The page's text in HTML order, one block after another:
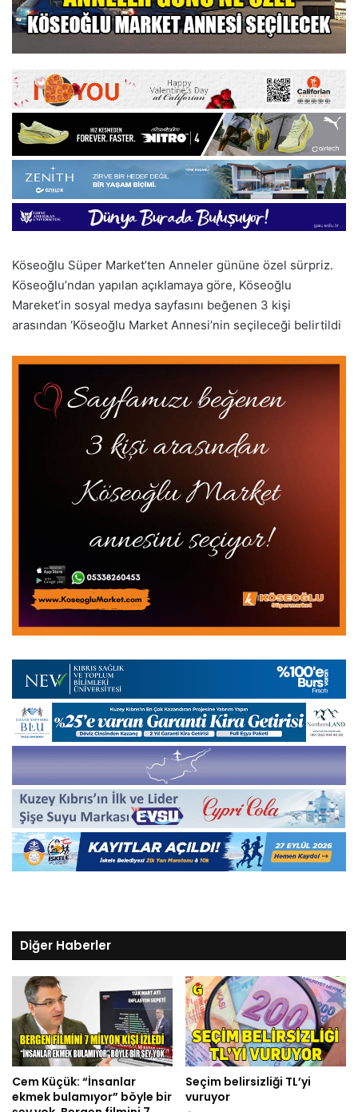
Köseoğlu Süper Market’ten Anneler gününe özel sürpriz.
Köseoğlu’ndan yapılan açıklamaya göre, Köseoğlu
Mareket’in sosyal medya sayfasını beğenen 3 kişi
arasından ‘Köseoğlu Market Annesi’nin seçileceği belirtildi
Diğer Haberler
Cem Küçük: “İnsanlar
ekmek bulamıyor” böyle bir
Seçim belirsizliği TL’yi
vuruyor